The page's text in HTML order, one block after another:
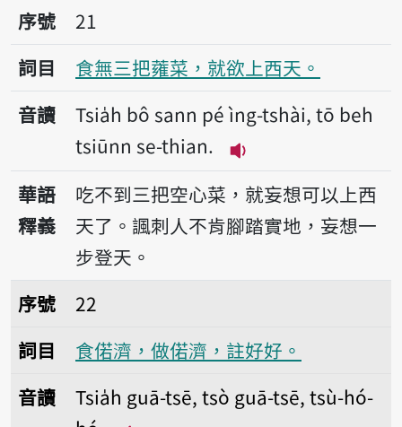
序號21食無三把蕹菜，就欲上西天。
序號
21
詞目
食無三把蕹菜，就欲上西天。
音讀
Tsia̍h bô sann pé ìng-tshài, tō beh
tsiūnn se-thian.
播放音讀Tsia̍h bô
華語
釋義
吃不到三把空心菜，就妄想可以上西
天了。諷刺人不肯腳踏實地，妄想一
步登天。
序號22食偌濟，做偌濟，註好好。
序號
22
詞目
食偌濟，做偌濟，註好好。
音讀
Tsia̍h guā-tsē, tsò guā-tsē, tsù-hó-